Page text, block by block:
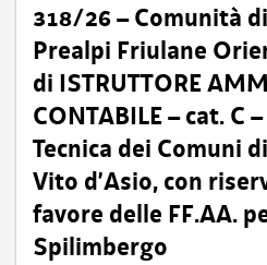
318/26 – Comunità
Prealpi Friulane
di ISTRUTTORE
CONTABILE – cat. C
Tecnica dei Comuni
Vito d’Asio, con
favore delle FF.AA.
Spilimbergo